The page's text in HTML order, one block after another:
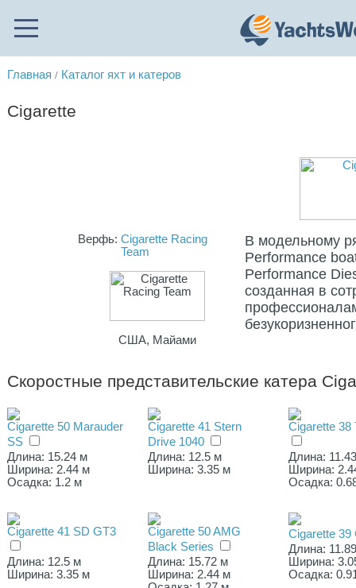
Главная / Каталог яхт и катеров
Cigarette
Верфь:Cigarette Racing
Team
США, Майами
В модельному
Performance
Performance
созданная в
Скоростные представительские катера
Cigarette 50 Marauder
SS
Длина: 15.24 м
Ширина: 2.44 м
Осадка: 1.2 м
Cigarette 41 Stern
Drive 1040
Длина: 12.5 м
Ширина: 3.35 м
Cigarette 38
Длина:
Ширина:
Осадка:
Cigarette 41 SD GT3
Длина: 12.5 м
Ширина: 3.35 м
Cigarette 50 AMG
Black Series
Длина: 15.72 м
Ширина: 2.44 м
Cigarette 39
Длина:
Ширина:
Осадка: